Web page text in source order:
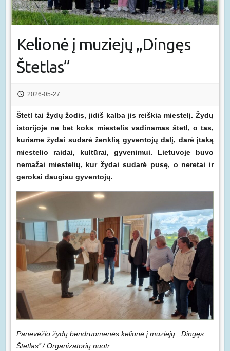
Kelionė į muziejų ,,Dingęs
Štetlas’’
2026-05-27
Štetl tai žydų žodis, jidiš kalba jis reiškia miestelį. Žydų
istorijoje ne bet koks miestelis vadinamas štetl, o tas,
kuriame žydai sudarė ženklią gyventojų dalį, darė įtaką
miestelio raidai, kultūrai, gyvenimui. Lietuvoje
buvo
nemažai miestelių, kuržydai sudarė pusę, o neretai ir
gerokai daugiau gyventojų.
Panevėžio žydų bendruomenės kelionė į muziejų,,Dingęs
Štetlas’’ / Organizatorių nuotr.